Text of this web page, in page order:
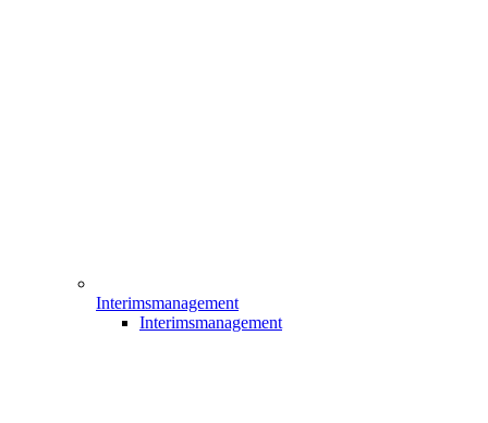
Interimsmanagement
Interimsmanagement